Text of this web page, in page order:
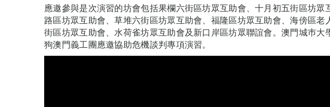
應邀參與是次演習的坊會包括果欄六街區坊眾互助會、十月初五街區坊眾
路區坊眾互助會、草堆六街區坊眾互助會、福隆區坊眾互助會、海傍區老
街區坊眾互助會、水荷雀坊眾互助會及新口岸區坊眾聯誼會。澳門城巿大
狗澳門義工團應邀協助危機談判專項演習。